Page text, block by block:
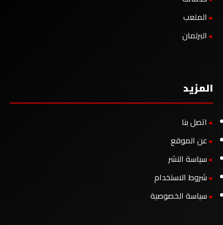
الملعب
البرلمان
المزيد
اتصل بنا
عن الموقع
سياسة النشر
شروط الاستخدام
سياسة الخصوصية